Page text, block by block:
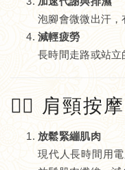
泡腳會微微出汗，
減輕疲勞
長時間走路或站立
💆‍♂️ 肩頸按
放鬆緊繃肌肉
現代人長時間用